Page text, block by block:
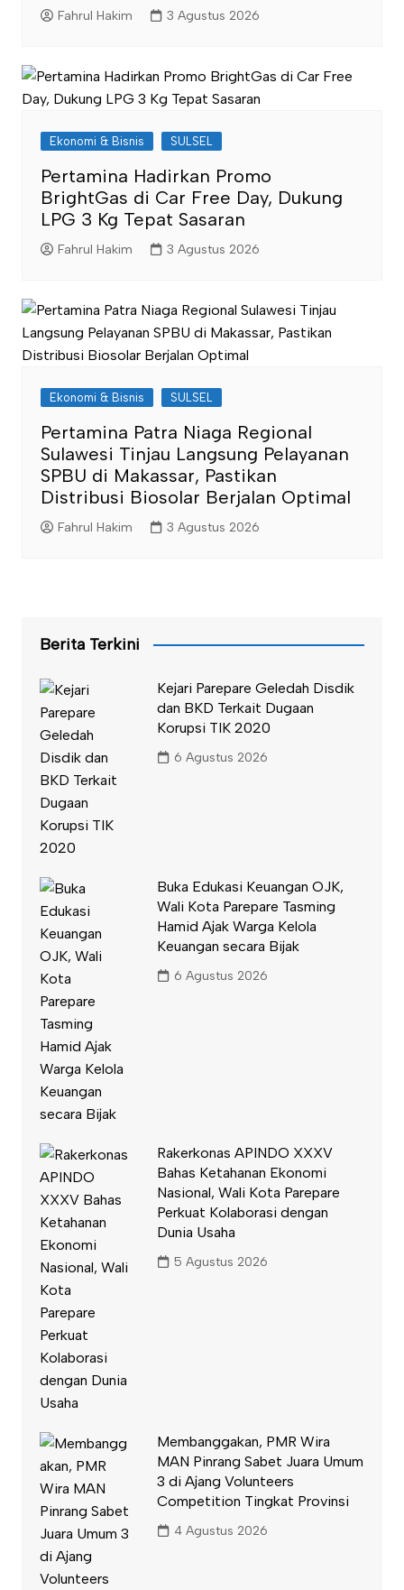
Fahrul Hakim 3 Agustus 2026
Ekonomi & Bisnis SULSEL
Pertamina Hadirkan Promo
BrightGas di Car Free Day, Dukung
LPG 3 Kg Tepat Sasaran
Fahrul Hakim 3 Agustus 2026
Ekonomi & Bisnis SULSEL
Pertamina Patra Niaga Regional
Sulawesi Tinjau Langsung Pelayanan
SPBU di Makassar, Pastikan
Distribusi Biosolar Berjalan Optimal
Fahrul Hakim 3 Agustus 2026
Berita Terkini
Kejari Parepare Geledah Disdik
dan BKD Terkait Dugaan
Korupsi TIK 2020
6 Agustus 2026
Buka Edukasi Keuangan OJK,
Wali Kota Parepare Tasming
Hamid Ajak Warga Kelola
Keuangan secara Bijak
6 Agustus 2026
Rakerkonas APINDO XXXV
Bahas Ketahanan Ekonomi
Nasional, Wali Kota Parepare
Perkuat Kolaborasi dengan
Dunia Usaha
5 Agustus 2026
Membanggakan, PMR Wira
MAN Pinrang Sabet Juara Umum
3 di Ajang Volunteers
Competition Tingkat Provinsi
4 Agustus 2026